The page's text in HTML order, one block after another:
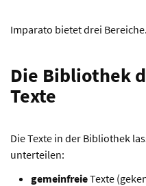
Imparato bietet drei Bereiche.
Die Bibliothek
Texte
Die Texte in der Bibliothek
unterteilen:
gemeinfreieTexte